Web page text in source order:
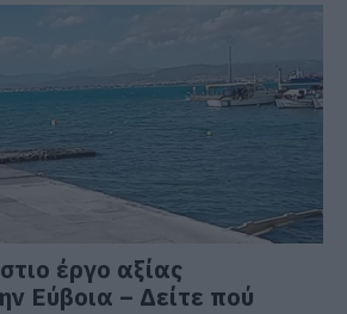
έργο αξίας
Εύβοια – Δείτε πού